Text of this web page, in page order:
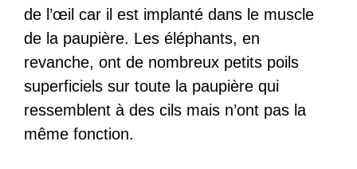
de l’œil car il est implanté dans le muscle
de la paupière. Les éléphants, en
revanche, ont de nombreux petits poils
superficiels sur toute la paupière qui
ressemblent à des cils mais n’ont pas la
même fonction.